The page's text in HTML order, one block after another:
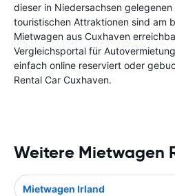
dieser in Niedersachsen
touristischen Attraktionen sind am
Mietwagen aus Cuxhaven
Vergleichsportal für
einfach online reserviert oder
Rental Car Cuxhaven.
Weitere Mietwagen
Mietwagen Irland